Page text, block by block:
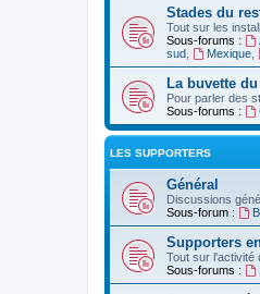
Stades du
Tout sur les
Sous-forums :
sud
Mexique,
La buvette
Pour parler des
Sous-forums :
LES SUPPORTERS
Général
Discussions
Sous-forum :
Supporters
Tout sur l'activité
Sous-forums :